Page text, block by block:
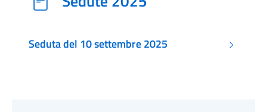
Seduta del 10 settembre 2025